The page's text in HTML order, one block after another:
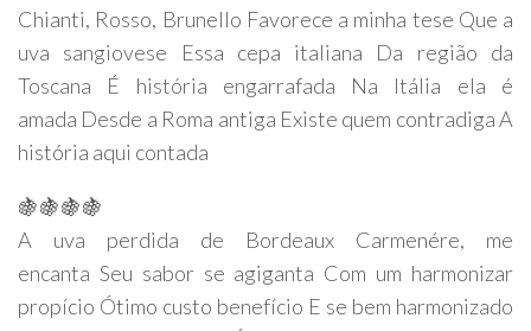
Chianti, Rosso, Brunello Favorece a minha tese Que a
uva sangiovese Essa cepa italiana Da região da
Toscana É história engarrafada Na Itália ela é
amada Desde a Roma antiga Existe quem contradiga A
história aqui contada
🍇🍇🍇🍇
A uva perdida de Bordeaux Carmenére, me
encanta Seu sabor se agiganta Com um harmonizar
propício Ótimo custo benefício E se bem harmonizado